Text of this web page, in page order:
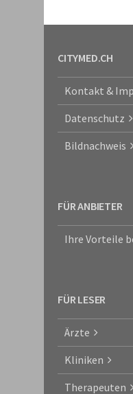
CITYMED.CH
Kontakt &
Datenschutz
Bildnachweis
FÜR ANBIETER
Ihre Vorteile
FÜR LESER
Ärzte
Kliniken
Therapeuten